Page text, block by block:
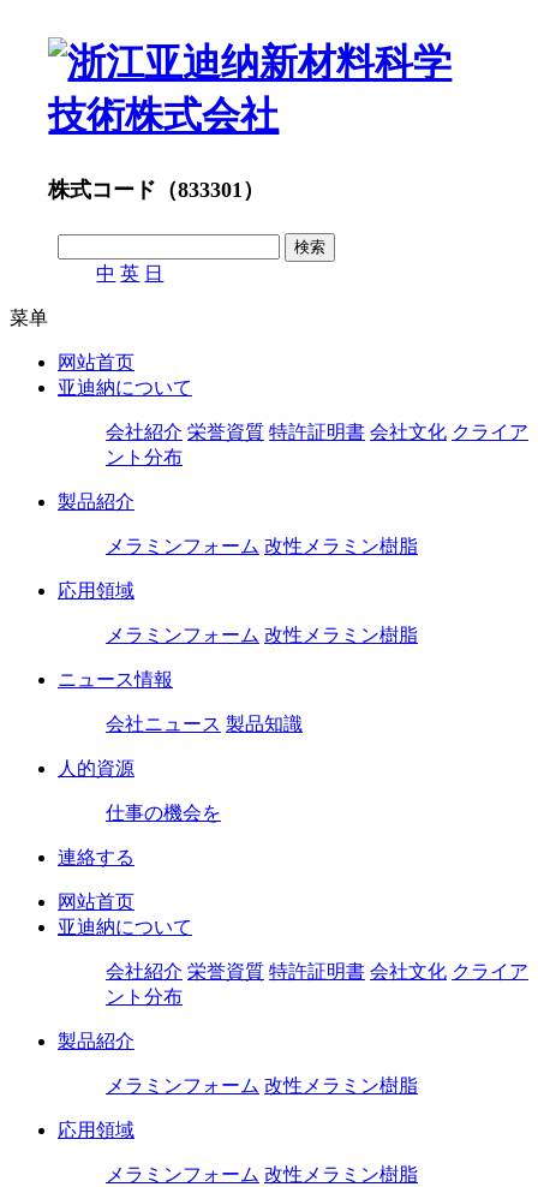
株式コード（833301）
中 英 日
菜单
网站首页
亚迪納について
会社紹介 栄誉資質 特許証明書 会社文化 クライア
ント分布
製品紹介
メラミンフォーム 改性メラミン樹脂
応用領域
メラミンフォーム 改性メラミン樹脂
ニュース情報
会社ニュース 製品知識
人的資源
仕事の機会を
連絡する
网站首页
亚迪納について
会社紹介 栄誉資質 特許証明書 会社文化 クライア
ント分布
製品紹介
メラミンフォーム 改性メラミン樹脂
応用領域
メラミンフォーム 改性メラミン樹脂